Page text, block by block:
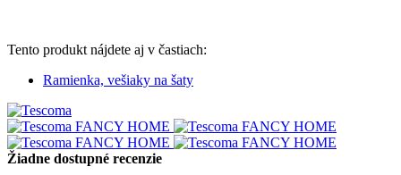
Tento produkt nájdete aj v častiach:
Ramienka, vešiaky na šaty
Žiadne dostupné recenzie